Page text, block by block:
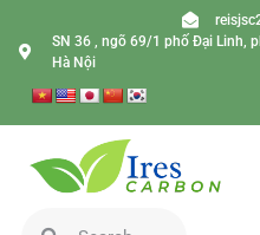
SN 36 , ngõ 69/1 phố Đại Linh,
Hà Nội